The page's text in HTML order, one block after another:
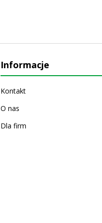
Informacje
Kontakt
O nas
Dla firm